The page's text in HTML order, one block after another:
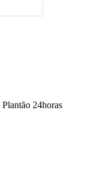
Plantão 24horas